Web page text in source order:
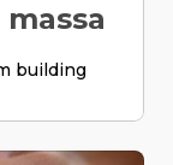
building